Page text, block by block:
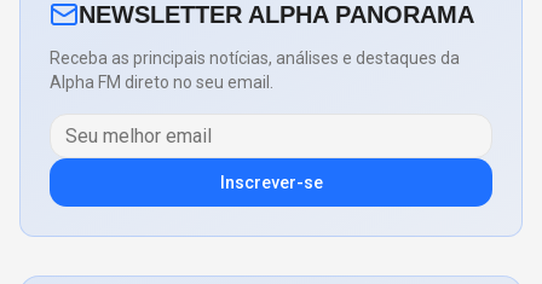
NEWSLETTER ALPHA PANORAMA
Receba as principais notícias, análises e destaques da
Alpha FM direto no seu email.
Inscrever-se